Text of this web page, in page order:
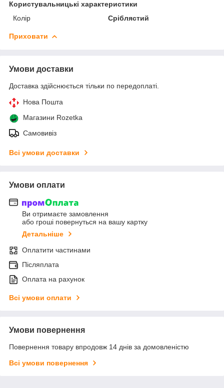
Користувальницькі характеристики
Колір
Сріблястий
Приховати
Умови доставки
Доставка здійснюється тільки по передоплаті.
Нова Пошта
Магазини Rozetka
Самовивіз
Всі умови доставки
Умови оплати
Ви отримаєте замовлення
або гроші повернуться на вашу картку
Детальніше
Оплатити частинами
Післяплата
Оплата на рахунок
Всі умови оплати
Умови повернення
Повернення товару впродовж 14 днів за домовленістю
Всі умови повернення